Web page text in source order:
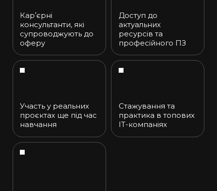
Карʼєрні
консультанти, які
супроводжують до
оферу
Доступ до
актуальних
ресурсів та
професійного ПЗ
Участь у реальних
проєктах ще під час
навчання
Стажування та
практика в топових
ІТ-компаніях